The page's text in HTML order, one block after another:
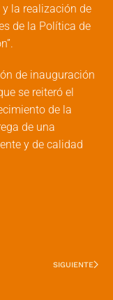
la realización de
de la Política de
de inauguración
se reiteró el
de la
de una
y de calidad
SIGUIENTE